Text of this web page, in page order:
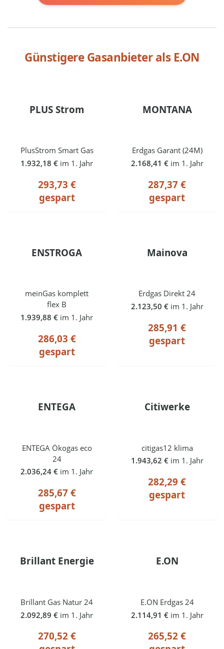
Günstigere Gasanbieter als E.ON
PLUS Strom
PlusStrom Smart Gas
1.932,18 € im 1. Jahr
293,73 €
gespart
MONTANA
Erdgas Garant (24M)
2.168,41 € im 1. Jahr
287,37 €
gespart
ENSTROGA
meinGas komplett
flex B
1.939,88 € im 1. Jahr
286,03 €
gespart
Mainova
Erdgas Direkt 24
2.123,50 € im 1. Jahr
285,91 €
gespart
ENTEGA
ENTEGA Ökogas eco
24
2.036,24 € im 1. Jahr
285,67 €
gespart
Citiwerke
citigas12 klima
1.943,62 € im 1. Jahr
282,29 €
gespart
Brillant Energie
Brillant Gas Natur 24
2.092,89 € im 1. Jahr
270,52 €
E.ON
E.ON Erdgas 24
2.114,91 € im 1. Jahr
265,52 €